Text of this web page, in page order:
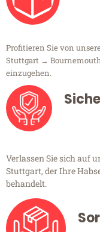
Profitieren Sie von
Stuttgart →
einzugehen.
Verlassen Sie sich auf
Stuttgart, der Ihre
behandelt.